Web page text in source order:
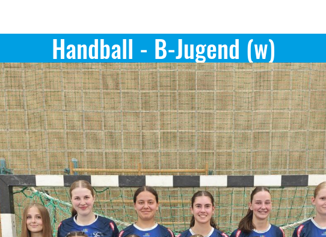
Handball - B-Jugend (w)